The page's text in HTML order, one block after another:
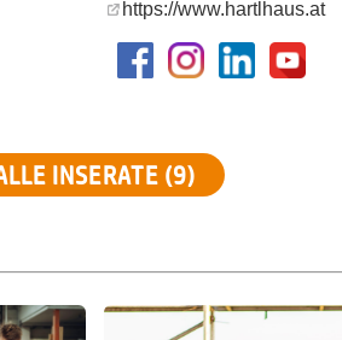
https://www.hartlhaus.at
INSERATE (9)